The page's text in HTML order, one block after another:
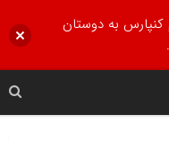
کنپارس به دوستان